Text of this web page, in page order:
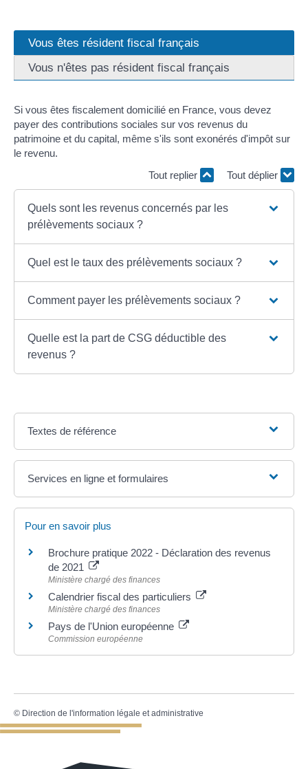
Vous êtes résident fiscal français
Vous n'êtes pas résident fiscal français
Si vous êtes fiscalement domicilié en France, vous devez
payer des contributions sociales sur vos revenus du
patrimoine et du capital, même s'ils sont exonérés d'impôt sur
le revenu.
Tout replier
Tout déplier
Quels sont les revenus concernés par les
prélèvements sociaux ?
Quel est le taux des prélèvements sociaux ?
Comment payer les prélèvements sociaux ?
Quelle est la part de CSG déductible des
revenus ?
Textes de référence
Services en ligne et formulaires
Pour en savoir plus
Brochure pratique 2022 - Déclaration des revenus
de 2021
Ministère chargé des finances
Calendrier fiscal des particuliers
Ministère chargé des finances
Pays de l'Union européenne
Commission européenne
© Direction de l'information légale et administrative